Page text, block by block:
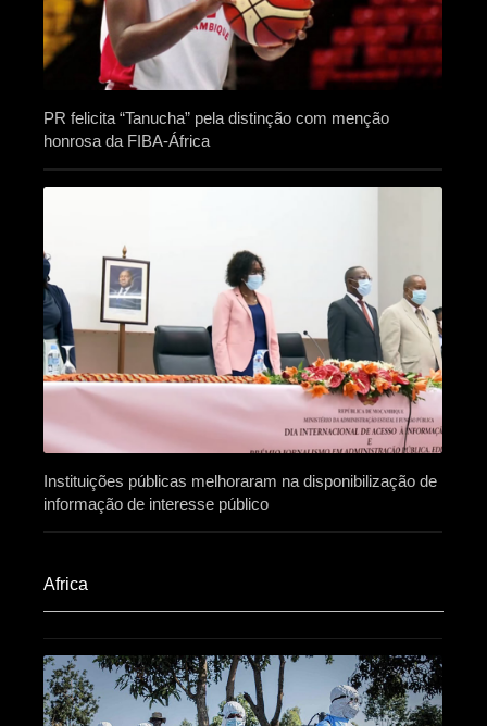
PR felicita “Tanucha” pela distinção com menção
honrosa da FIBA-África
Instituições públicas melhoraram na disponibilização de
informação de interesse público
Africa​